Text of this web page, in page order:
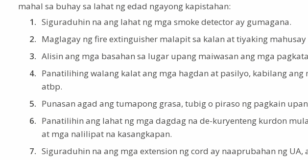
mahal sa buhay sa lahat ng edad ngayong kapistahan:
Siguraduhin na ang lahat ng mga smoke detector ay gumagana.
Maglagay ng fire extinguisher malapit sa kalan at tiyaking
Alisin ang mga basahan sa lugar upang maiwasan ang mga
Panatilihing walang kalat ang mga hagdan at pasilyo, kabilang ang
atbp.
Punasan agad ang tumapong grasa, tubig o piraso ng pagkain
Panatilihin ang lahat ng mga dagdag na de-kuryenteng kurdon
at mga nalilipat na kasangkapan.
Siguraduhin na ang mga extension ng cord ay naaprubahan ng